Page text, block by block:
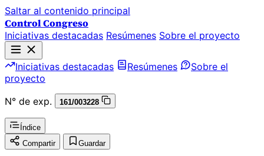
Saltar al contenido principal
Control Congreso
Iniciativas destacadas Resúmenes Sobre el proyecto
Iniciativas destacadas Resúmenes
Sobre el
proyecto
N° de exp.
161/003228
Índice
Compartir
Guardar